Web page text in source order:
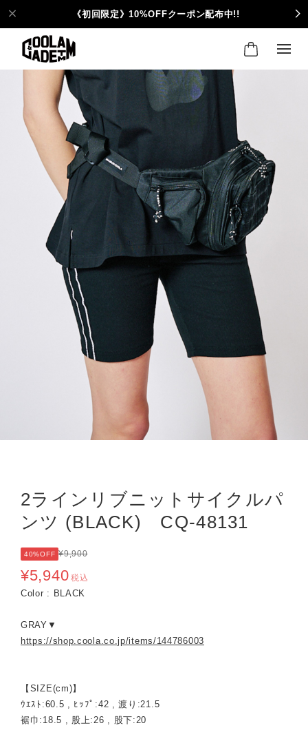
《初回限定》10%OFFクーポン配布中!!
2ラインリブニットサイクルパ
ンツ (BLACK) CQ-48131
40%OFF ¥9,900
¥5,940 税込
Color : BLACK
GRAY▼
https://shop.coola.co.jp/items/144786003
【SIZE(cm)】
ｳｴｽﾄ:60.5 , ﾋｯﾌﾟ:42 , 渡り:21.5
裾巾:18.5 , 股上:26 , 股下:20